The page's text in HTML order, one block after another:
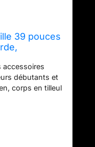
39 pouces
accessoires
débutants et
corps en tilleul
d'un
de tonalité
de frette sur le
de guitare